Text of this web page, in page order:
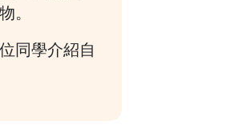
。
同學介紹自